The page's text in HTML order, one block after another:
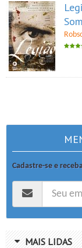
Cadastre-se e
MAIS LIDAS